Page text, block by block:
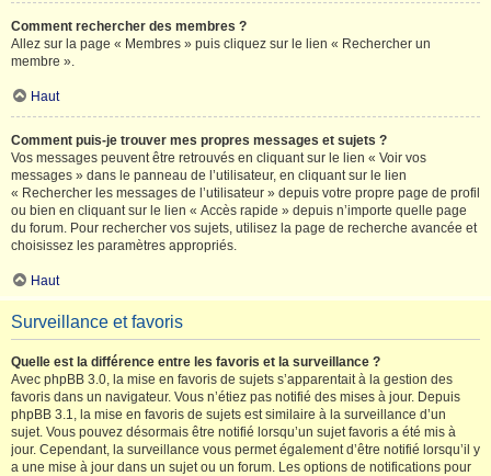
Comment rechercher des membres ?
Allez sur la page « Membres » puis cliquez sur le lien « Rechercher un
membre ».
Haut
Comment puis-je trouver mes propres messages et sujets ?
Vos messages peuvent être retrouvés en cliquant sur le lien « Voir vos
messages » dans le panneau de l’utilisateur, en cliquant sur le lien
« Rechercher les messages de l’utilisateur » depuis votre propre page de profil
ou bien en cliquant sur le lien « Accès rapide » depuis n’importe quelle page
du forum. Pour rechercher vos sujets, utilisez la page de recherche avancée et
choisissez les paramètres appropriés.
Haut
Surveillance et favoris
Quelle est la différence entre les favoris et la surveillance ?
Avec phpBB 3.0, la mise en favoris de sujets s’apparentait à la gestion des
favoris dans un navigateur. Vous n’étiez pas notifié des mises à jour. Depuis
phpBB 3.1, la mise en favoris de sujets est similaire à la surveillance d’un
sujet. Vous pouvez désormais être notifié lorsqu’un sujet favoris a été mis à
jour. Cependant, la surveillance vous permet également d’être notifié lorsqu’il y
a une mise à jour dans un sujet ou un forum. Les options de notifications pour